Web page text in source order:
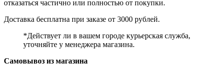
отказаться частично или полностью от покупки.
Доставка бесплатна при заказе от 3000 рублей.
*Действует ли в вашем городе курьерская служба,
уточняйте у менеджера магазина.
Самовывоз из магазина